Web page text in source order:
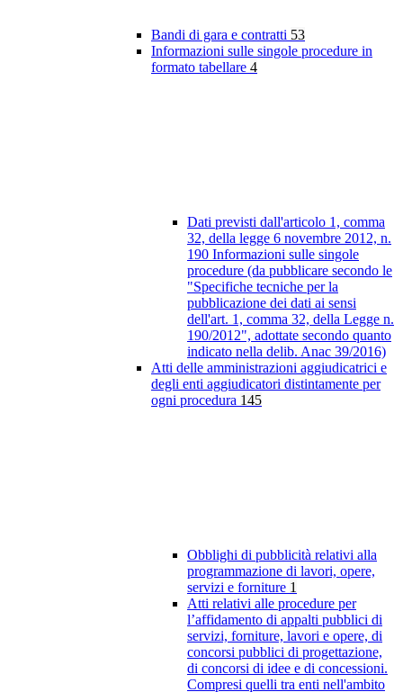
Bandi di gara e contratti 53
Informazioni sulle singole procedure in
formato tabellare 4
Dati previsti dall'articolo 1, comma
32, della legge 6 novembre 2012, n.
190 Informazioni sulle singole
procedure (da pubblicare secondo le
"Specifiche tecniche per la
pubblicazione dei dati ai sensi
dell'art. 1, comma 32, della Legge n.
190/2012", adottate secondo quanto
indicato nella delib. Anac 39/2016)
Atti delle amministrazioni aggiudicatrici e
degli enti aggiudicatori distintamente per
ogni procedura 145
Obblighi di pubblicità relativi alla
programmazione di lavori, opere,
servizi e forniture 1
Atti relativi alle procedure per
l’affidamento di appalti pubblici di
servizi, forniture, lavori e opere, di
concorsi pubblici di progettazione,
di concorsi di idee e di concessioni.
Compresi quelli tra enti nell'ambito